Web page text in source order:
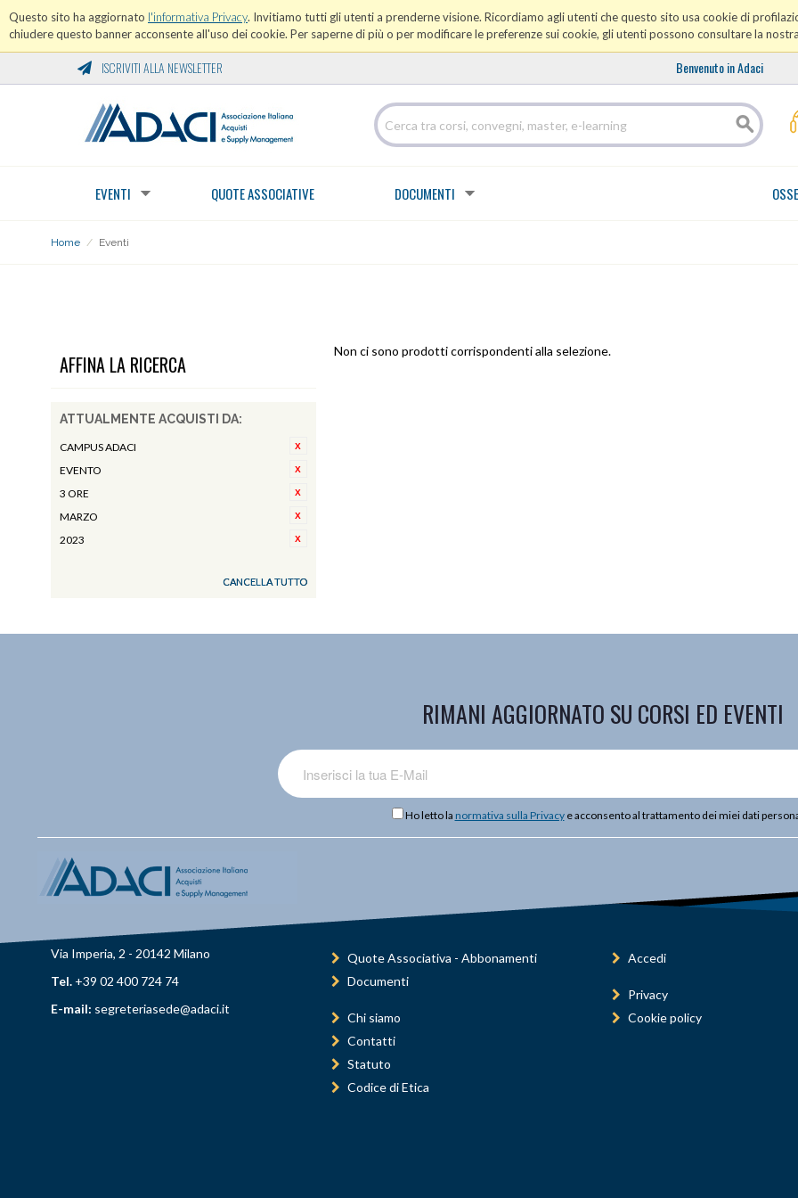
Questo sito ha aggiornato l'informativa Privacy. Invitiamo tutti gli utenti a prenderne visione. Ricordiamo agli utenti che questo sito usa cookie di
chiudere questo banner acconsente all'uso dei cookie. Per saperne di più o per modificare le preferenze sui cookie, gli utenti possono consultare la nostra
ISCRIVITI ALLA NEWSLETTER Benvenuto in Adaci
EVENTI QUOTE ASSOCIATIVE DOCUMENTI
Home / Eventi
AFFINA LA RICERCA
ATTUALMENTE ACQUISTI DA:
CAMPUS ADACI
EVENTO
3 ORE
MARZO
2023
CANCELLA TUTTO
Non ci sono prodotti corrispondenti alla selezione.
RIMANI AGGIORNATO SU CORSI ED EVENTI
Ho letto la normativa sulla Privacye acconsento al trattamento dei miei dati
Via Imperia, 2 - 20142 Milano
Tel. +39 02 400 724 74
E-mail: segreteriasede@adaci.it
Quote Associativa - Abbonamenti
Documenti
Chi siamo
Contatti
Statuto
Codice di Etica
Accedi
Privacy
Cookie policy